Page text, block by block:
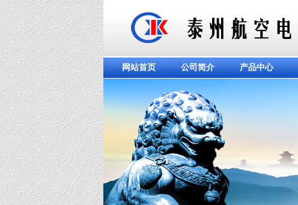
网站首页 公司简介 产品中心